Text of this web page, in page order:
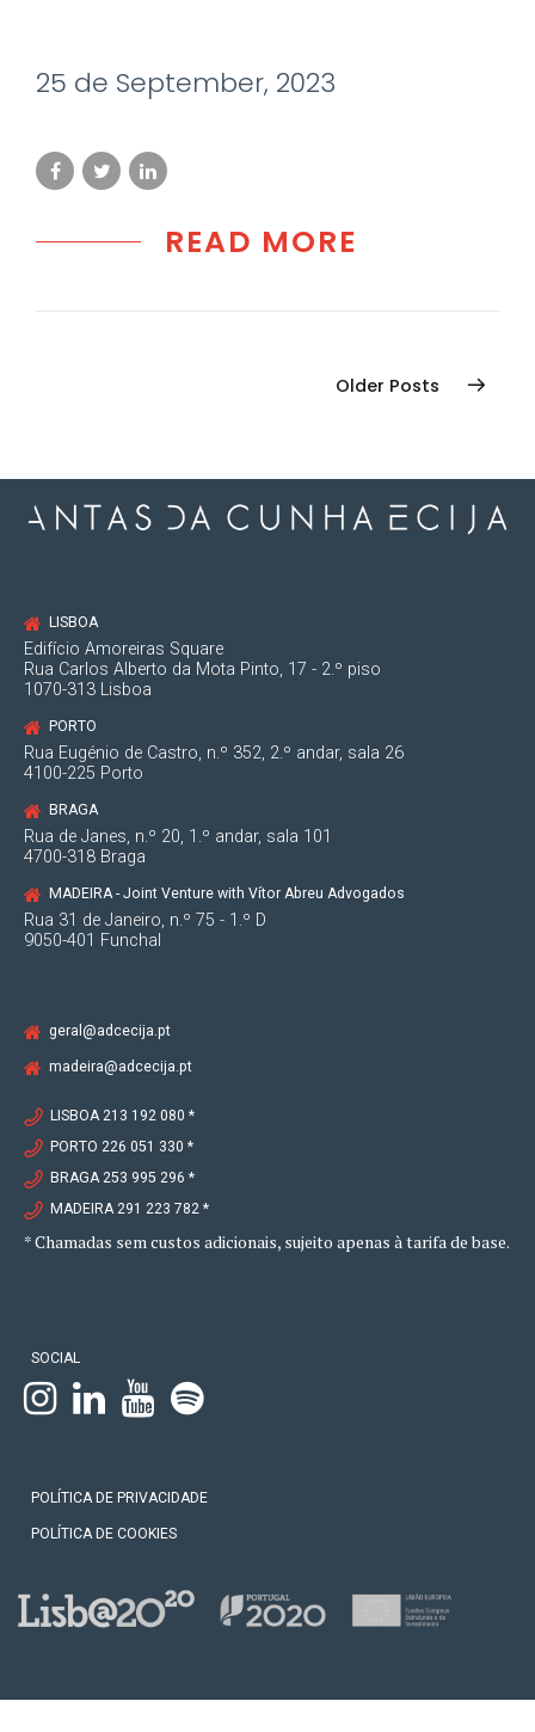
25 de September, 2023
READ MORE
Older Posts
LISBOA
Edifício Amoreiras Square
Rua Carlos Alberto da Mota Pinto, 17 - 2.º piso
1070-313 Lisboa
PORTO
Rua Eugénio de Castro, n.º 352, 2.º andar, sala 26
4100-225 Porto
BRAGA
Rua de Janes, n.º 20, 1.º andar, sala 101
4700-318 Braga
MADEIRA - Joint Venture with Vítor Abreu Advogados
Rua 31 de Janeiro, n.º 75 - 1.º D
9050-401 Funchal
geral@adcecija.pt
madeira@adcecija.pt
LISBOA 213 192 080 *
PORTO 226 051 330 *
BRAGA 253 995 296 *
MADEIRA 291 223 782 *
* Chamadas sem custos adicionais, sujeito apenas à tarifa de base.
SOCIAL
POLÍTICA DE PRIVACIDADE
POLÍTICA DE COOKIES